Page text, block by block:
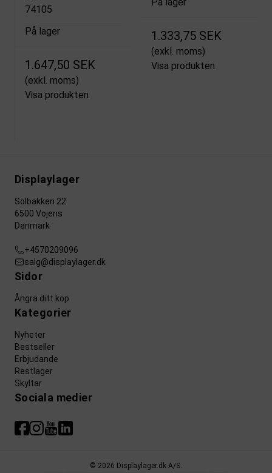
74105
På lager
1.647,50 SEK
(exkl. moms)
Visa produkten
1.333,75 SEK
(exkl. moms)
Visa produkten
Displaylager
Solbakken 22
6500 Vojens
Danmark
+4570209096
salg@displaylager.dk
Sidor
Ångra ditt köp
Kategorier
Nyheter
Bestseller
Erbjudande
Restlager
Skyltar
Sociala medier
© 2026 Displaylager.dk A/S.